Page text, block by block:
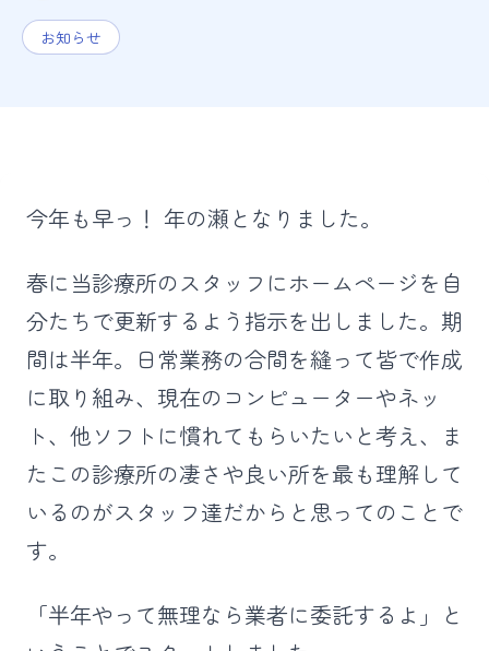
お知らせ
今年も早っ！ 年の瀬となりました。
春に当診療所のスタッフにホームページを自
分たちで更新するよう指示を出しました。期
間は半年。日常業務の合間を縫って皆で作成
に取り組み、現在のコンピューターやネッ
ト、他ソフトに慣れてもらいたいと考え、ま
たこの診療所の凄さや良い所を最も理解して
いるのがスタッフ達だからと思ってのことで
す。
「半年やって無理なら業者に委託するよ」と